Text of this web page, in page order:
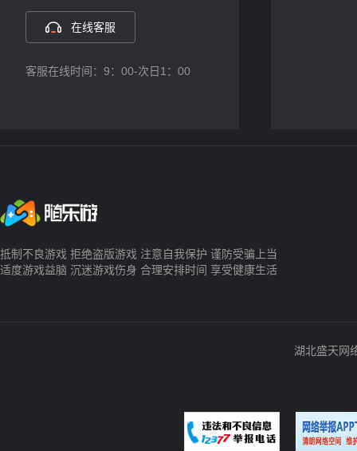
在线客服
客服在线时间：9：00-次日1：00
抵制不良游戏 拒绝盗版游戏 注意自我保护 谨防受骗上当
适度游戏益脑 沉迷游戏伤身 合理安排时间 享受健康生活
湖北盛天网